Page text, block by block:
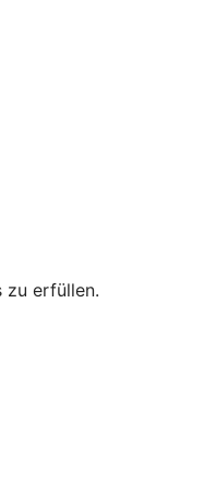
zu erfüllen.